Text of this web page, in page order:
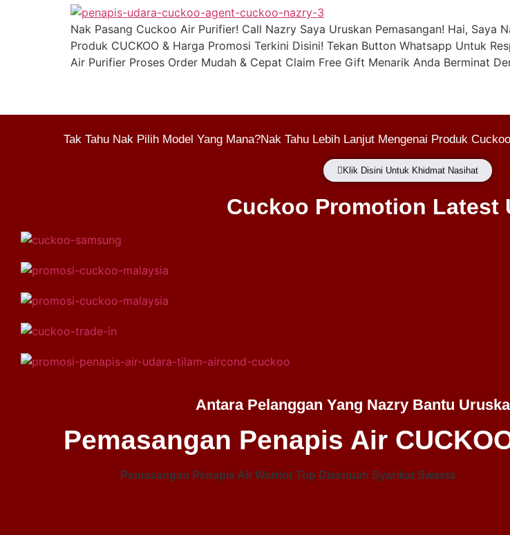
Nak Pasang Cuckoo Air Purifier! Call Nazry Saya Uruskan Pemasangan! Hai, Saya
Produk CUCKOO & Harga Promosi Terkini Disini! Tekan Button Whatsapp Untuk
Air Purifier Proses Order Mudah & Cepat Claim Free Gift Menarik Anda Berminat
Tak Tahu Nak Pilih Model Yang Mana?Nak Tahu Lebih Lanjut Mengenai Produk
Klik Disini Untuk Khidmat Nasihat
Cuckoo Promotion Latest
Antara Pelanggan Yang Nazry Bantu
Pemasangan Penapis Air
Pemasangan Penapis Air Warrior Top Disebuah Syarikat Swasta